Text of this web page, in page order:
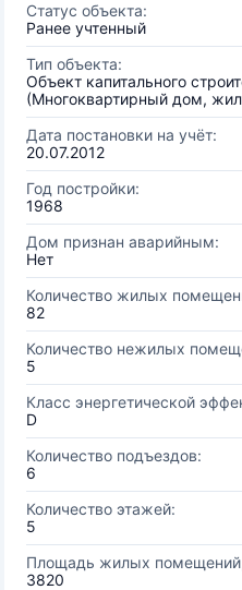
Статус объекта:
Ранее учтенный
Тип объекта:
Объект капитального
(Многоквартирный дом,
Дата постановки на учёт:
20.07.2012
Год постройки:
1968
Дом признан аварийным:
Нет
Количество жилых
82
Количество нежилых
5
Класс энергетической
D
Количество подъездов:
6
Количество этажей:
5
Площадь жилых
3820